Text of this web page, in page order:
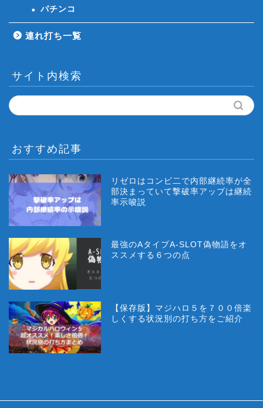
パチンコ
連れ打ち一覧
サイト内検索
おすすめ記事
リゼロはコンビ二で内部継続率が全
部決まっていて撃破率アップは継続
率示唆説
最強のAタイプA-SLOT偽物語をオ
ススメする６つの点
【保存版】マジハロ５を７００倍楽
しくする状況別の打ち方をご紹介